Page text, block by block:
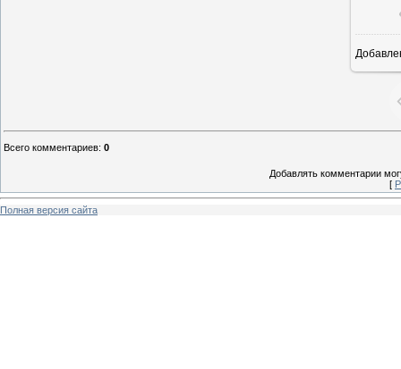
Всего комментариев: 0
Добавлять комментарии
[
Полная версия сайта